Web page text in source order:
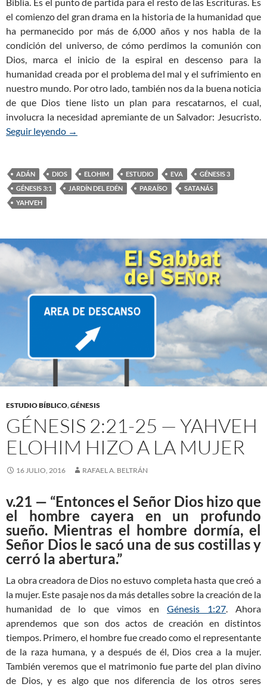
el comienzo del gran drama en la historia de la humanidad que
ha permanecido por más de 6,000 años y nos habla de la
condición del universo, de cómo perdimos la comunión con
Dios, marca el inicio de la espiral en descenso para la
humanidad creada por el problema del mal y el sufrimiento en
nuestro mundo. Por otro lado, también nos da la buena noticia
de que Dios tiene listo un plan para rescatarnos, el cual,
involucra la necesidad apremiante de un Salvador: Jesucristo.
Seguir leyendo Génesis 3 – La expulsión de la humanidad del
→
ADÁN DIOS ELOHIM ESTUDIO EVA
GÉNESIS 3
GÉNESIS 3:1
JARDÍN DEL EDÉN PARAÍSO
SATANÁS
YAHVEH
ESTUDIO BÍBLICO,GÉNESIS
GÉNESIS 2:21-25 — YAHVEH
ELOHIM HIZO A LA MUJER
16 JULIO, 2016 RAFAEL A. BELTRÁN
v.21 — “Entonces el Señor Dios hizo que
el hombre cayera en un profundo
sueño. Mientras el hombre dormía, el
Señor Dios le sacó una de sus costillas y
cerró la abertura.”
La obra creadora de Dios no estuvo completa hasta que creó a
la mujer. Este pasaje nos da más detalles sobre la creación de la
humanidad de lo que vimos en Génesis 1:27. Ahora
aprendemos que son dos actos de creación en distintos
tiempos. Primero, el hombre fue creado como el representante
de la raza humana, y a después de él, Dios crea a la mujer.
También veremos que el matrimonio fue parte del plan divino
de Dios, y es algo que nos diferencia de los otros seres